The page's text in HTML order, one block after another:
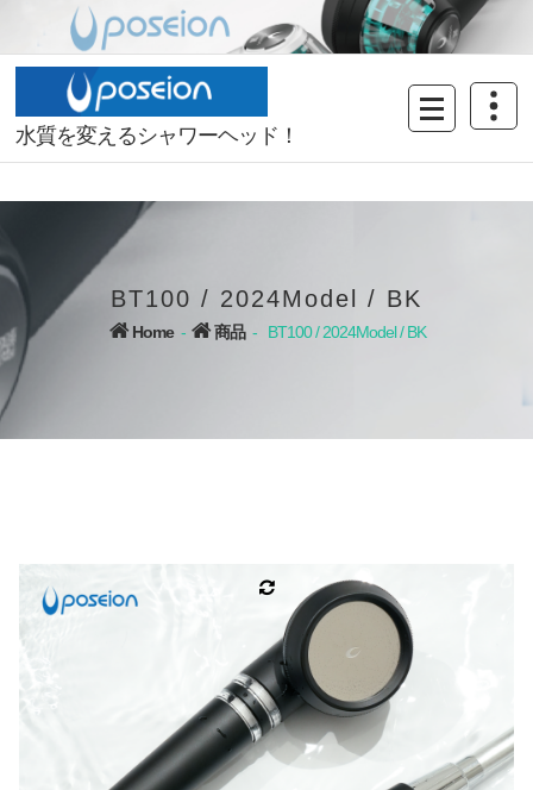
content
水質を変えるシャワーヘッド！
BT100 / 2024Model / BK
Home- 商品- BT100 / 2024Model / BK